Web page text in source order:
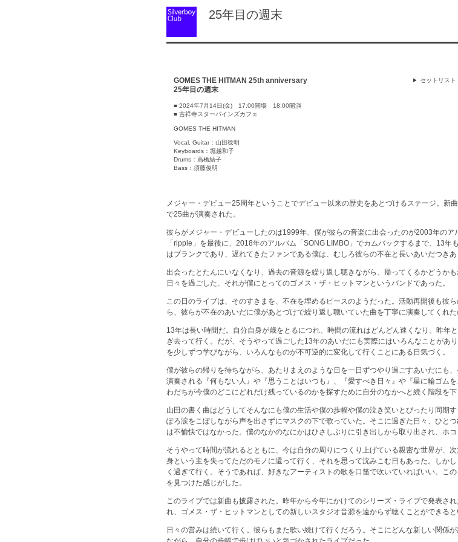
25年目の週末
GOMES THE HITMAN 25th anniversary
25年目の週末
■ 2024年7月14日(金) 17:00開場 18:00開演
■ 吉祥寺スターパインズカフェ
GOMES THE HITMAN
Vocal, Guitar：山田稔明
Keyboards：堀越和子
Drums：高橋結子
Bass：須藤俊明
セットリスト
メジャー・デビュー25周年ということでデビュー以来の歴史をあとづけるステージ。新
で25曲が演奏された。
彼らがメジャー・デビューしたのは1999年、僕が彼らの音楽に出会ったのが2003年の
「ripple」を最後に、2018年のアルバム「SONG LIMBO」でカムバックするまで、13
はブランクであり、遅れてきたファンである僕は、むしろ彼らの不在と長いあいだつきあ
出会ったとたんにいなくなり、過去の音源を繰り返し聴きながら、帰ってくるかどうか
日々を過ごした、それが僕にとってのゴメス・ザ・ヒットマンというバンドであった。
この日のライブは、そのすきまを、不在を埋めるピースのようだった。活動再開後も彼
ら、彼らが不在のあいだに僕があとづけで繰り返し聴いていた曲を丁寧に演奏してくれた
13年は長い時間だ。自分自身が歳をとるにつれ、時間の流れはどんどん速くなり、昨年
ぎ去って行く。だが、そうやって過ごした13年のあいだにも実際にはいろんなことがあ
を少しずつ学びながら、いろんなものが不可逆的に変化して行くことにある日気づく。
僕が彼らの帰りを待ちながら、あたりまえのような日を一日ずつやり過ごすあいだにも
演奏される『何もない人』や『思うことはいつも』、『愛すべき日々』や『星に輪ゴム
わだちが今僕のどこにどれだけ残っているのかを探すために自分のなかへと続く階段を下
山田の書く曲はどうしてそんなにも僕の生活や僕の歩幅や僕の泣き笑いとぴったり同期
ぽろ涙をこぼしながら声を出さずにマスクの下で歌っていた。そこに過ぎた日々、ひと
は不愉快ではなかった。僕のなかのなにかはひさしぶりに引き出しから取り出され、ホコ
そうやって時間が流れるとともに、今は自分の周りにつくり上げている親密な世界が、
身という主を失ってただのモノに還って行く、それを思って沈みこむ日もあった。しか
く過ぎて行く。そうであれば、好きなアーティストの歌を口笛で吹いていればいい。こ
を見つけた感じがした。
このライブでは新曲も披露された。昨年から今年にかけてのシリーズ・ライブで発表さ
れ、ゴメス・ザ・ヒットマンとしての新しいスタジオ音源を遠からず聴くことができると
日々の営みは続いて行く。彼らもまた歌い続けて行くだろう。そこにどんな新しい関係